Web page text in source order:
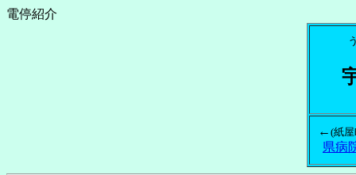
電停紹介
← (紙
県病